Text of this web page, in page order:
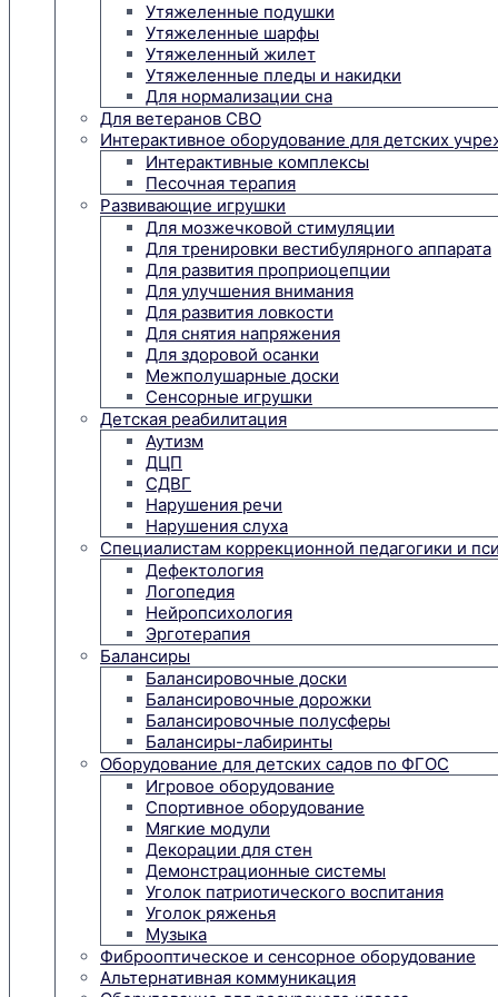
Утяжеленные подушки
Утяжеленные шарфы
Утяжеленный жилет
Утяжеленные пледы и накидки
Для нормализации сна
Для ветеранов СВО
Интерактивное оборудование для детских
Интерактивные комплексы
Песочная терапия
Развивающие игрушки
Для мозжечковой стимуляции
Для тренировки вестибулярного аппарата
Для развития проприоцепции
Для улучшения внимания
Для развития ловкости
Для снятия напряжения
Для здоровой осанки
Межполушарные доски
Сенсорные игрушки
Детская реабилитация
Аутизм
ДЦП
СДВГ
Нарушения речи
Нарушения слуха
Специалистам коррекционной педагогики и
Дефектология
Логопедия
Нейропсихология
Эрготерапия
Балансиры
Балансировочные доски
Балансировочные дорожки
Балансировочные полусферы
Балансиры-лабиринты
Оборудование для детских садов по ФГОС
Игровое оборудование
Спортивное оборудование
Мягкие модули
Декорации для стен
Демонстрационные системы
Уголок патриотического воспитания
Уголок ряженья
Музыка
Фиброоптическое и сенсорное оборудование
Альтернативная коммуникация